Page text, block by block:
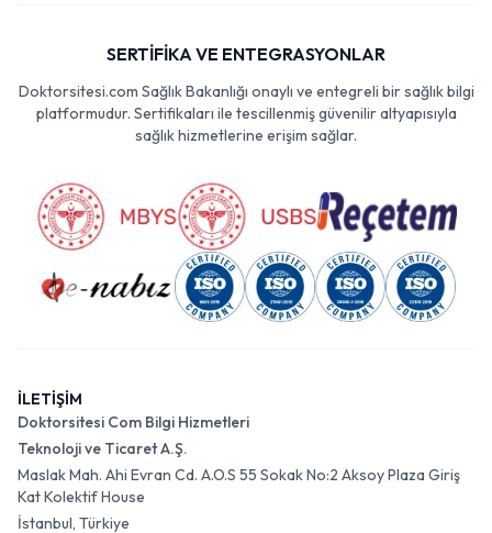
SERTİFİKA VE ENTEGRASYONLAR
Doktorsitesi.com Sağlık Bakanlığı onaylı ve entegreli bir sağlık bilgi
platformudur. Sertifikaları ile tescillenmiş güvenilir altyapısıyla
sağlık hizmetlerine erişim sağlar.
İLETİŞİM
Doktorsitesi Com Bilgi Hizmetleri
Teknoloji ve Ticaret A.Ş.
Maslak Mah. Ahi Evran Cd. A.O.S 55 Sokak No:2 Aksoy Plaza Giriş
Kat Kolektif House
İstanbul, Türkiye